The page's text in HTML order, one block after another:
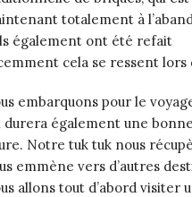
totalement à
également ont été refait
cela se ressent lors
embarquons pour le
durera également une
Notre tuk tuk nous
emmène vers d’autres
allons tout d’abord visiter